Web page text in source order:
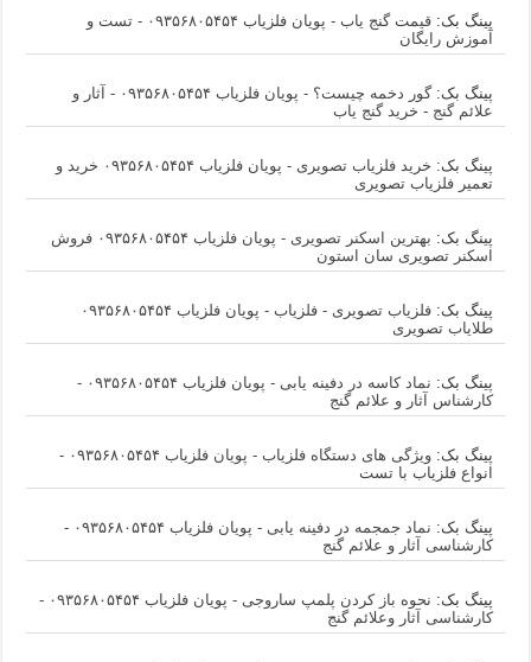
پینگ بک:
قیمت گنج یاب - پویان فلزیاب ۰۹۳۵۶۸۰۵۴۵۴ - تست و
آموزش رایگان
پینگ بک:
گور دخمه چیست؟ - پویان فلزیاب ۰۹۳۵۶۸۰۵۴۵۴ - آثار و
علائم گنج - خرید گنج یاب
پینگ بک:
خرید فلزیاب تصویری - پویان فلزیاب ۰۹۳۵۶۸۰۵۴۵۴ خرید و
تعمیر فلزیاب تصویری
پینگ بک:
بهترین اسکنر تصویری - پویان فلزیاب ۰۹۳۵۶۸۰۵۴۵۴ فروش
اسکنر تصویری سان استون
پینگ بک:
فلزیاب تصویری - فلزیاب - پویان فلزیاب ۰۹۳۵۶۸۰۵۴۵۴
طلایاب تصویری
پینگ بک:
نماد کاسه در دفینه یابی - پویان فلزیاب ۰۹۳۵۶۸۰۵۴۵۴ -
کارشناس آثار و علائم گنج
پینگ بک:
ویژگی های دستگاه فلزیاب - پویان فلزیاب ۰۹۳۵۶۸۰۵۴۵۴ -
انواع فلزیاب با تست
پینگ بک:
نماد جمجمه در دفینه یابی - پویان فلزیاب ۰۹۳۵۶۸۰۵۴۵۴ -
کارشناسی آثار و علائم گنج
پینگ بک:
نحوه باز کردن پلمپ ساروجی - پویان فلزیاب ۰۹۳۵۶۸۰۵۴۵۴ -
کارشناسی آثار وعلائم گنج